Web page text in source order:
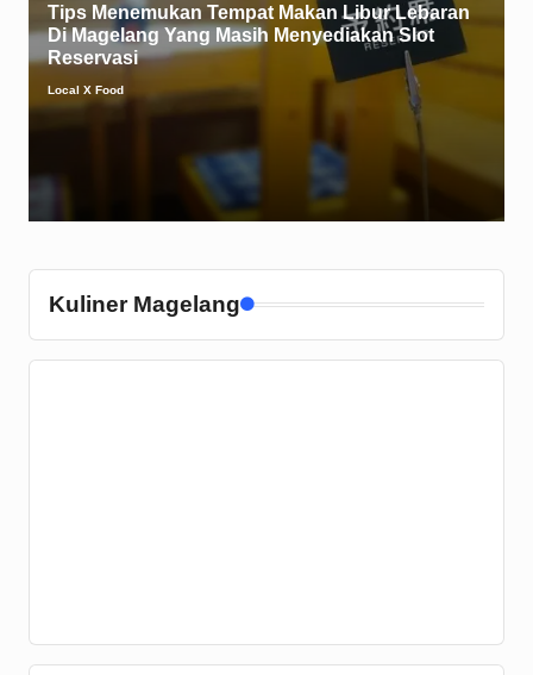
Tips Menemukan Tempat Makan Libur Lebaran
Di Magelang Yang Masih Menyediakan Slot
Reservasi
Posted
by
Local X Food
Kuliner Magelang